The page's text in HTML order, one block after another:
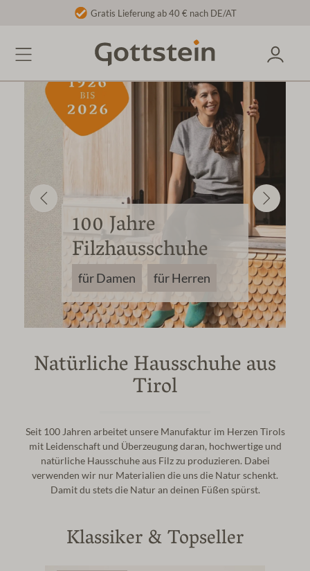
Gratis Lieferung ab 40 € nach DE/AT
100 Jahre
Filzhausschuhe
für Damen für Herren
Natürliche Hausschuhe aus
Tirol
Seit 100 Jahren arbeitet unsere Manufaktur im Herzen Tirols
mit Leidenschaft und Überzeugung daran, hochwertige und
natürliche Hausschuhe aus Filz zu produzieren. Dabei
verwenden wir nur Materialien die uns die Natur schenkt.
Damit du stets die Natur an deinen Füßen spürst.
Klassiker & Topseller